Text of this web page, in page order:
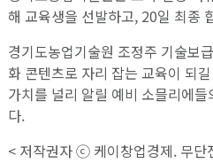
해 교육생을 선발하고, 20일 최종
경기도농업기술원 조정주 기술보
화 콘텐츠로 자리 잡는 교육이 되
가치를 널리 알릴 예비 소믈리에
다.
< 저작권자 ⓒ 케이창업경제. 무단